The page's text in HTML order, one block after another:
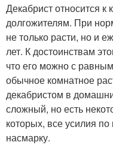
Декабрист относится
долгожителям. При
не только расти, но и
лет. К достоинствам
что его можно с
обычное комнатное
декабристом в
сложный, но есть
которых, все усилия
насмарку.